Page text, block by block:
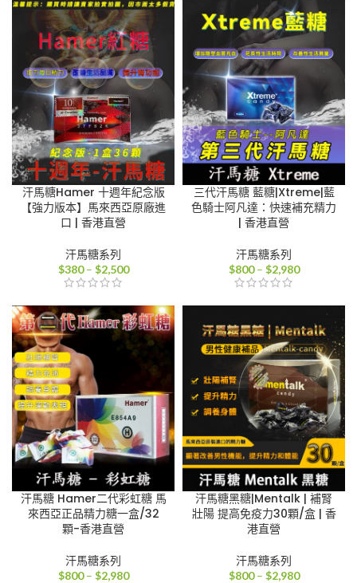
圍：
$380
到
$2,400
圍：
$380
到
$2,980
汗馬糖Hamer 十週年紀念版
【強力版本】馬來西亞原廠進
口 | 香港直營
汗馬糖系列
$380 – $2,500價
圍：
$380
到
$2,500
三代汗馬糖 藍糖|Xtreme|藍
色騎士阿凡達：快速補充精力
| 香港直營
汗馬糖系列
$800 – $2,980價
$800
到
$2,980
汗馬糖 Hamer二代彩虹糖 馬
來西亞正品精力糖一盒/32
顆-香港直營
汗馬糖系列
$800 – $2,980價
汗馬糖黑糖|Mentalk | 補腎
壯陽 提高免疫力30顆/盒 | 香
港直營
汗馬糖系列
$800 – $2,980價